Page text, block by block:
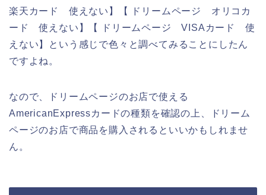
楽天カード 使えない】【 ドリームページ オリコカ
ード 使えない】【 ドリームページ VISAカード 使
えない】という感じで色々と調べてみることにしたん
ですよね。
なので、ドリームページのお店で使える
AmericanExpressカードの種類を確認の上、ドリーム
ページのお店で商品を購入されるといいかもしれませ
ん。